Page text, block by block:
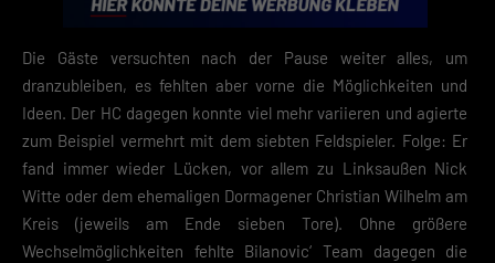
Die Gäste versuchten nach der Pause weiter alles, um
dranzubleiben, es fehlten aber vorne die Möglichkeiten und
Ideen. Der HC dagegen konnte viel mehr variieren und agierte
zum Beispiel vermehrt mit dem siebten Feldspieler. Folge: Er
fand immer wieder Lücken, vor allem zu Linksaußen Nick
Witte oder dem ehemaligen Dormagener Christian Wilhelm am
Kreis (jeweils am Ende sieben Tore). Ohne größere
Wechselmöglichkeiten fehlte Bilanovic‘ Team dagegen die